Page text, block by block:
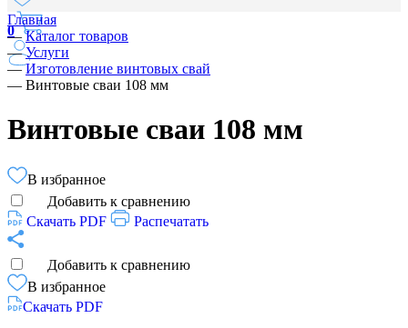
0
Главная
—Каталог товаров
—Услуги
—Изготовление винтовых свай
— Винтовые сваи 108 мм
Винтовые сваи 108 мм
В избранное
Добавить к сравнению
Скачать PDF
Распечатать
Добавить к сравнению
В избранное
Скачать PDF